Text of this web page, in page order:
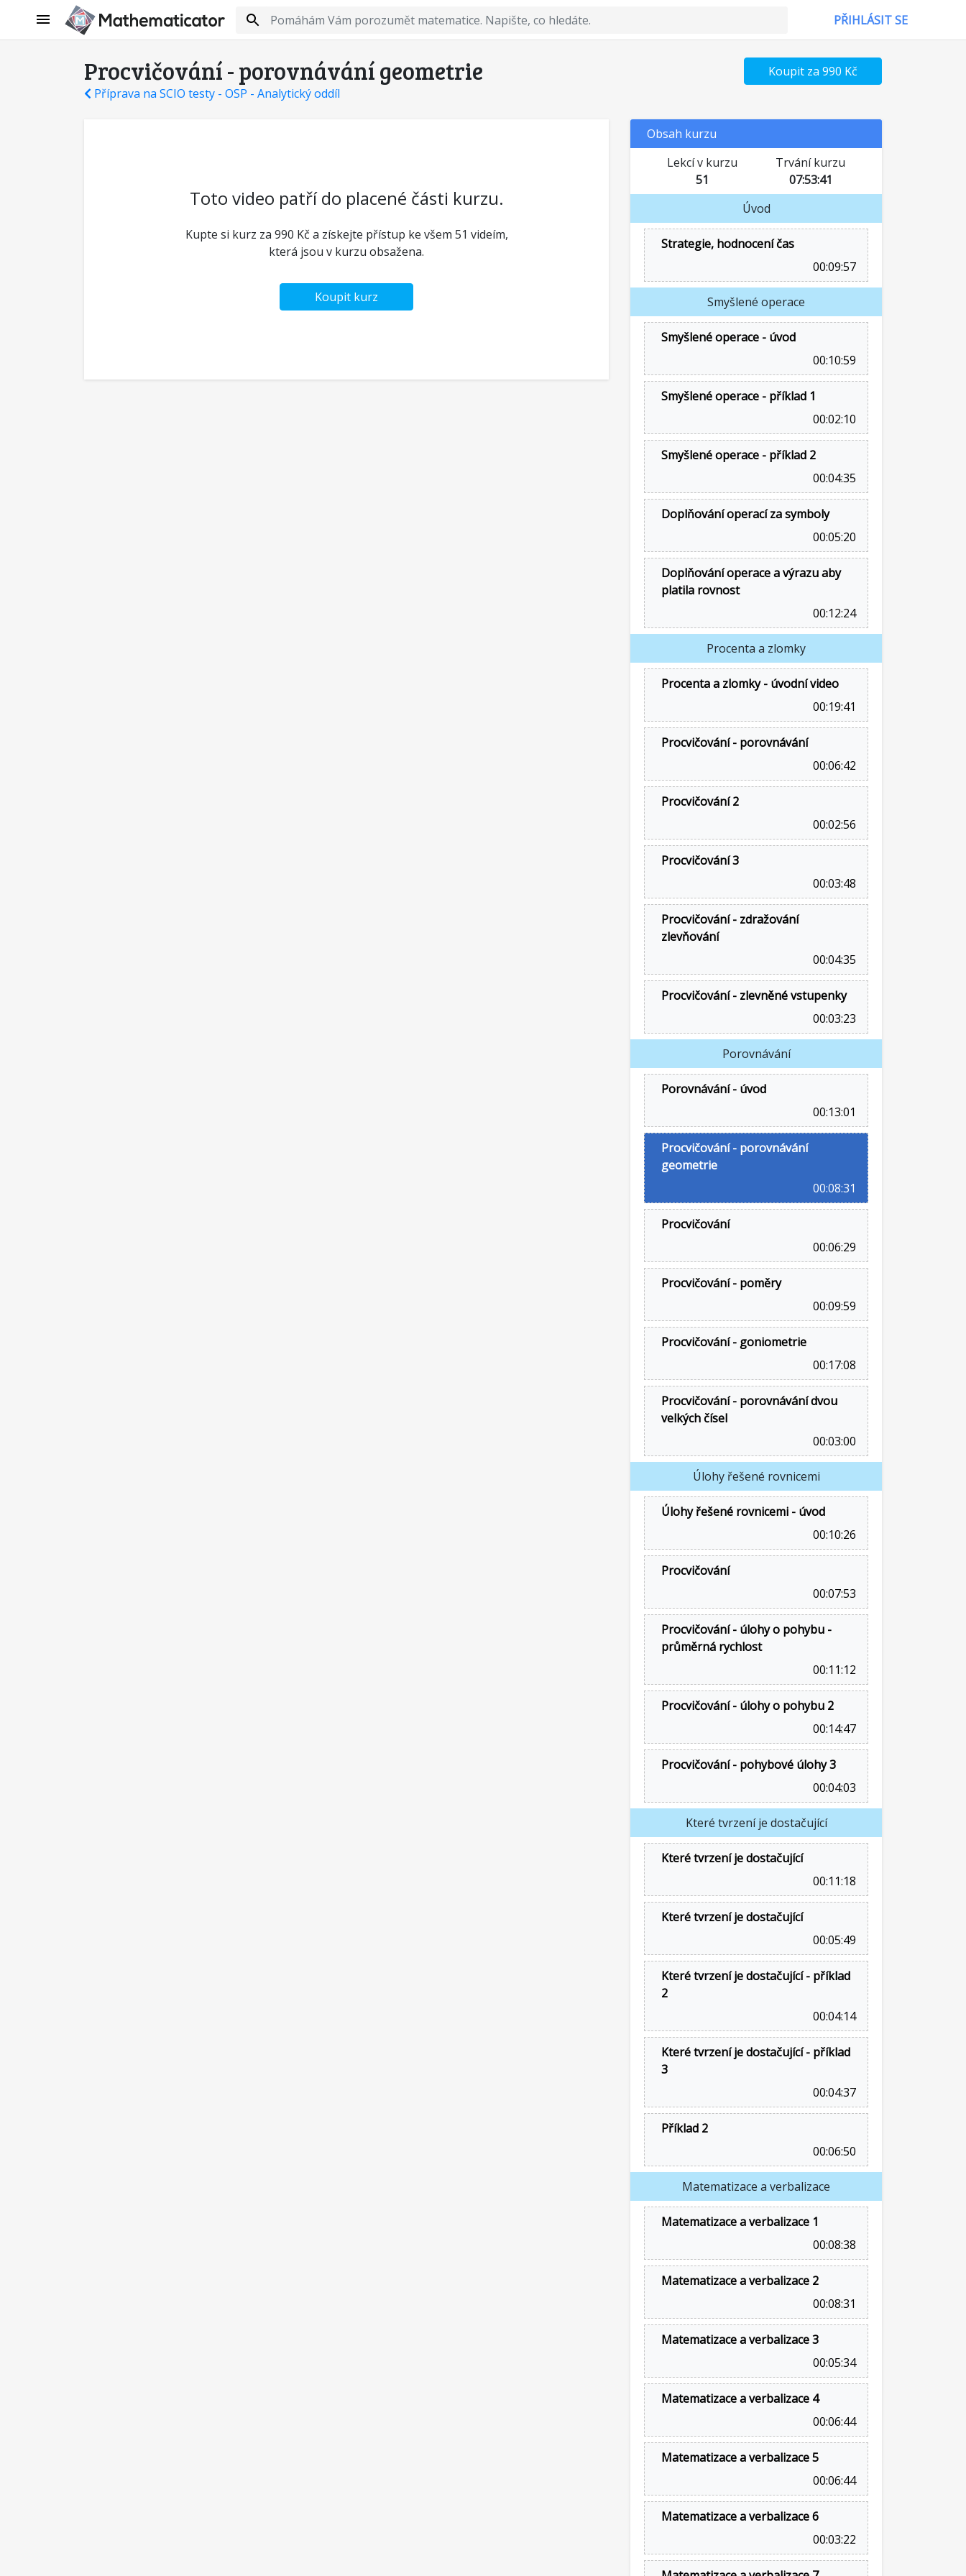
PŘIHLÁSIT SE
Procvičování - porovnávání geometrie
Příprava na SCIO testy - OSP - Analytický oddíl
Koupit za 990 Kč
Toto video patří do placené části kurzu.
Kupte si kurz za 990 Kč a získejte přístup ke všem 51 videím,
která jsou v kurzu obsažena.
Koupit kurz
Obsah kurzu
Lekcí v kurzu
51
Trvání kurzu
07:53:41
Úvod
Strategie, hodnocení čas
00:09:57
Smyšlené operace
Smyšlené operace - úvod
00:10:59
Smyšlené operace - příklad 1
00:02:10
Smyšlené operace - příklad 2
00:04:35
Doplňování operací za symboly
00:05:20
Doplňování operace a výrazu aby
platila rovnost
00:12:24
Procenta a zlomky
Procenta a zlomky - úvodní video
00:19:41
Procvičování - porovnávání
00:06:42
Procvičování 2
00:02:56
Procvičování 3
00:03:48
Procvičování - zdražování
zlevňování
00:04:35
Procvičování - zlevněné vstupenky
00:03:23
Porovnávání
Porovnávání - úvod
00:13:01
Procvičování - porovnávání
geometrie
00:08:31
Procvičování
00:06:29
Procvičování - poměry
00:09:59
Procvičování - goniometrie
00:17:08
Procvičování - porovnávání dvou
velkých čísel
00:03:00
Úlohy řešené rovnicemi
Úlohy řešené rovnicemi - úvod
00:10:26
Procvičování
00:07:53
Procvičování - úlohy o pohybu -
průměrná rychlost
00:11:12
Procvičování - úlohy o pohybu 2
00:14:47
Procvičování - pohybové úlohy 3
00:04:03
Které tvrzení je dostačující
Které tvrzení je dostačující
00:11:18
Které tvrzení je dostačující
00:05:49
Které tvrzení je dostačující - příklad
2
00:04:14
Které tvrzení je dostačující - příklad
3
00:04:37
Příklad 2
00:06:50
Matematizace a verbalizace
Matematizace a verbalizace 1
00:08:38
Matematizace a verbalizace 2
00:08:31
Matematizace a verbalizace 3
00:05:34
Matematizace a verbalizace 4
00:06:44
Matematizace a verbalizace 5
00:06:44
Matematizace a verbalizace 6
00:03:22